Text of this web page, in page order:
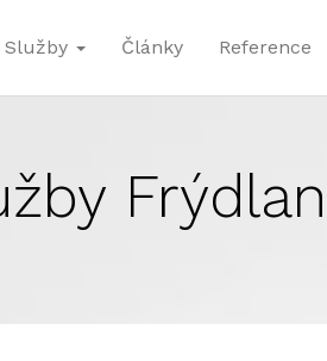
Služby Články Reference